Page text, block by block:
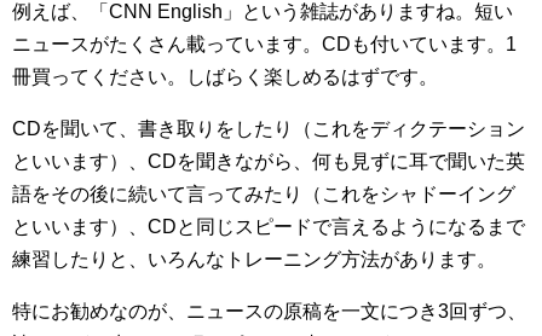
例えば、「CNN English」という雑誌がありますね。短い
ニュースがたくさん載っています。CDも付いています。1
冊買ってください。しばらく楽しめるはずです。
CDを聞いて、書き取りをしたり（これをディクテーション
といいます）、CDを聞きながら、何も見ずに耳で聞いた英
語をその後に続いて言ってみたり（これをシャドーイング
といいます）、CDと同じスピードで言えるようになるまで
練習したりと、いろんなトレーニング方法があります。
特にお勧めなのが、ニュースの原稿を一文につき3回ずつ、